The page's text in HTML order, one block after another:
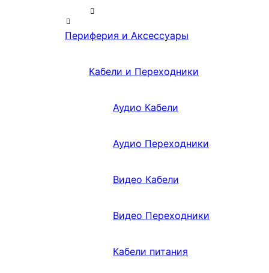
Периферия и Аксессуары
Кабели и Переходники
Аудио Кабели
Аудио Переходники
Видео Кабели
Видео Переходники
Кабели питания